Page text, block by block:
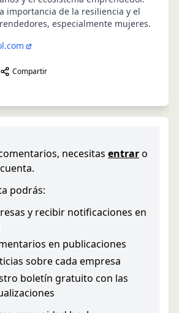
importancia de la resiliencia y el
especialmente mujeres.
Compartir
necesitas entraro
podrás:
y recibir notificaciones en
en publicaciones
sobre cada empresa
boletín gratuito con las